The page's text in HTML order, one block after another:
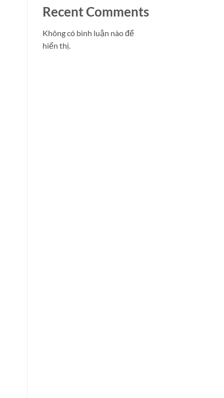
Recent Comments
Không có bình luận nào để
hiển thị.